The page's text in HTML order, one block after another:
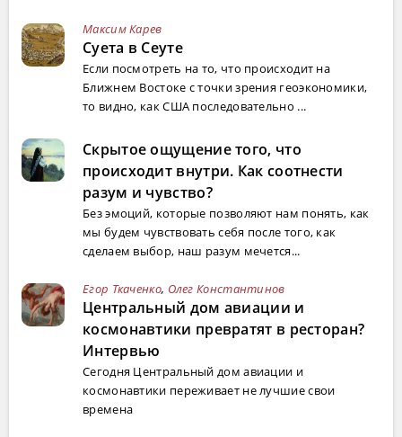
Максим Карев
Суета в Сеуте
Если посмотреть на то, что происходит на
Ближнем Востоке с точки зрения геоэкономики,
то видно, как США последовательно ...
Скрытое ощущение того, что
происходит внутри. Как соотнести
разум и чувство?
Без эмоций, которые позволяют нам понять, как
мы будем чувствовать себя после того, как
сделаем выбор, наш разум мечется...
Егор Ткаченко, Олег Константинов
Центральный дом авиации и
космонавтики превратят в ресторан?
Интервью
Сегодня Центральный дом авиации и
космонавтики переживает не лучшие свои
времена